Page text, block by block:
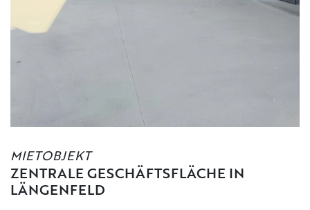
MIETOBJEKT
ZENTRALE GESCHÄFTSFLÄCHE IN
LÄNGENFELD